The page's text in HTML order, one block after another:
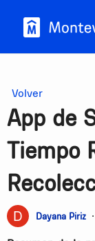
Volver
App de
Tiempo
Dayana Piriz •